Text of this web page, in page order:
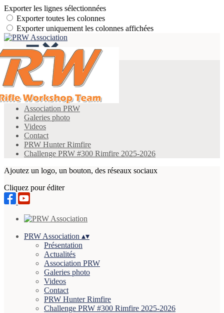
Exporter les lignes sélectionnées
Exporter toutes les colonnes
Exporter uniquement les colonnes affichées
Menu
<
>
Actualités
Association PRW
Galeries photo
Videos
Contact
PRW Hunter Rimfire
Challenge PRW #300 Rimfire 2025-2026
Ajoutez un logo, un bouton, des réseaux sociaux
Cliquez pour éditer
PRW Association ▴▾
Présentation
Actualités
Association PRW
Galeries photo
Videos
Contact
PRW Hunter Rimfire
Challenge PRW #300 Rimfire 2025-2026